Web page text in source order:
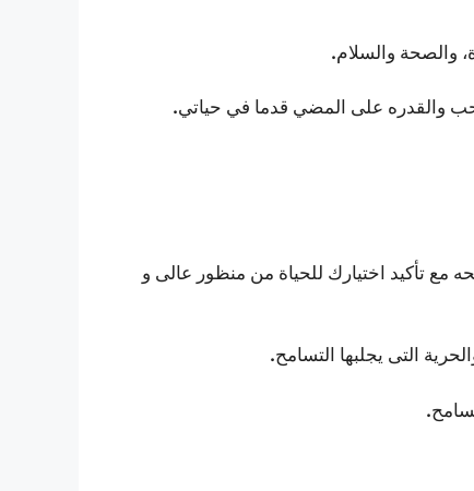
والصحة والسلام.
والقدره على المضي قدما في حياتي.
مع تأكيد اختيارك للحياة من منظور عالى و
التى يجلبها التسامح.
.